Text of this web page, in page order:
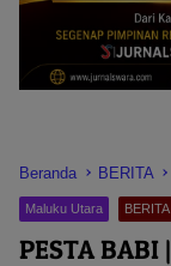
Beranda BERITA
Maluku Utara BERITA
PESTA